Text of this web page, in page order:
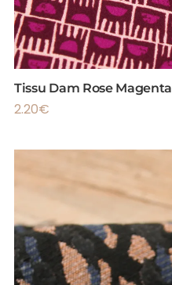
Tissu Dam Rose Magenta
2.20€